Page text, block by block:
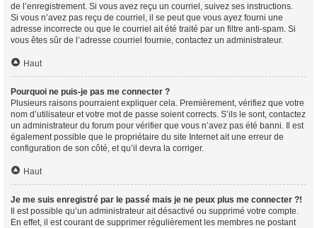
de l’enregistrement. Si vous avez reçu un courriel, suivez ses instructions.
Si vous n’avez pas reçu de courriel, il se peut que vous ayez fourni une
adresse incorrecte ou que le courriel ait été traité par un filtre anti-spam. Si
vous êtes sûr de l’adresse courriel fournie, contactez un administrateur.
Haut
Pourquoi ne puis-je pas me connecter ?
Plusieurs raisons pourraient expliquer cela. Premièrement, vérifiez que votre
nom d’utilisateur et votre mot de passe soient corrects. S’ils le sont, contactez
un administrateur du forum pour vérifier que vous n’avez pas été banni. Il est
également possible que le propriétaire du site Internet ait une erreur de
configuration de son côté, et qu’il devra la corriger.
Haut
Je me suis enregistré par le passé mais je ne peux plus me connecter ?!
Il est possible qu’un administrateur ait désactivé ou supprimé votre compte.
En effet, il est courant de supprimer régulièrement les membres ne postant